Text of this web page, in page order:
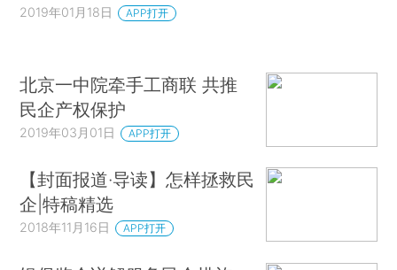
2019年01月18日 APP打开
北京一中院牵手工商联 共推
民企产权保护
2019年03月01日 APP打开
【封面报道·导读】怎样拯救民
企|特稿精选
2018年11月16日 APP打开